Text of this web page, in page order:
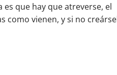
que hay que atreverse, el
como vienen, y si no